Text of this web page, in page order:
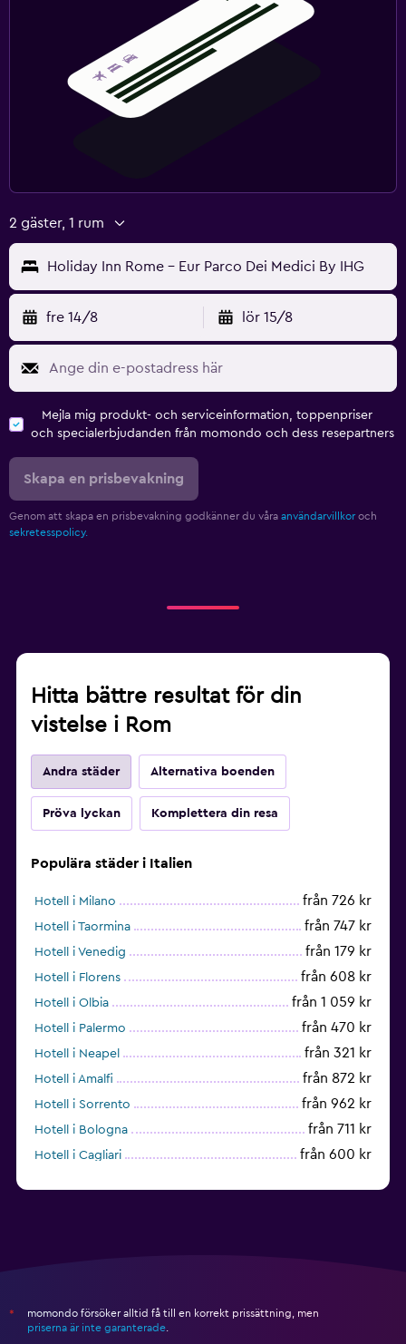
2 gäster, 1 rum
Holiday Inn Rome - Eur Parco Dei Medici By IHG
fre 14/8 lör 15/8
Mejla mig produkt- och serviceinformation, toppenpriser
och specialerbjudanden från momondo och dess resepartners
Skapa en prisbevakning
Genom att skapa en prisbevakning godkänner du våra användarvillkor och
sekretesspolicy.
Hitta bättre resultat för din
vistelse i Rom
Andra städer Alternativa boenden
Pröva lyckan Komplettera din resa
Populära städer i Italien
Hotell i Milano från 726 kr
Hotell i Taormina från 747 kr
Hotell i Venedig från 179 kr
Hotell i Florens från 608 kr
Hotell i Olbia från 1 059 kr
Hotell i Palermo från 470 kr
Hotell i Neapel från 321 kr
Hotell i Amalfi från 872 kr
Hotell i Sorrento från 962 kr
Hotell i Bologna från 711 kr
Hotell i Cagliari från 600 kr
*
momondo försöker alltid få till en korrekt prissättning, men
priserna är inte garanterade